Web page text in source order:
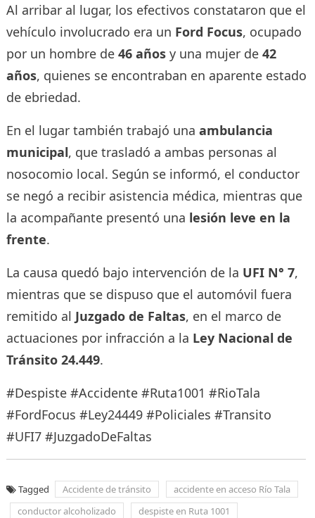
Al arribar al lugar, los efectivos constataron que el
vehículo involucrado era un Ford Focus, ocupado
por un hombre de 46 añosy una mujer de 42
años, quienes se encontraban en aparente estado
de ebriedad.
En el lugar también trabajó una ambulancia
municipal, que trasladó a ambas personas al
nosocomio local. Según se informó, el conductor
se negó a recibir asistencia médica, mientras que
la acompañante presentó una lesión leve en la
frente.
La causa quedó bajo intervención de la UFI N° 7,
mientras que se dispuso que el automóvil fuera
remitido al Juzgado de Faltas, en el marco de
actuaciones por infracción a la Ley Nacional de
Tránsito 24.449.
#Despiste #Accidente #Ruta1001 #RioTala
#FordFocus #Ley24449 #Policiales #Transito
#UFI7 #JuzgadoDeFaltas
Tagged Accidente de tránsito
accidente en acceso Río Tala
conductor alcoholizado
despiste en Ruta 1001